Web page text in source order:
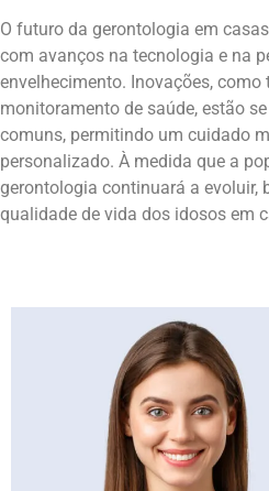
O futuro da gerontologia em
com avanços na tecnologia e na
envelhecimento. Inovações,
monitoramento de saúde, estão
comuns, permitindo um cuidado
personalizado. À medida que a
gerontologia continuará a evoluir,
qualidade de vida dos idosos em